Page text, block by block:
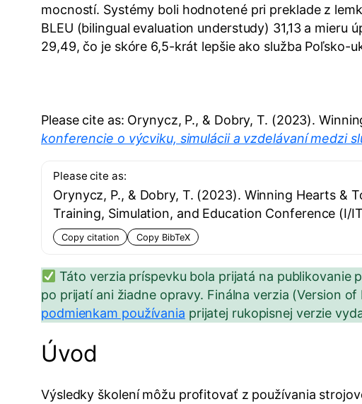
mocností. Systémy boli hodnotené pri preklade z
BLEU (bilingual evaluation understudy) 31,13 a mieru
29,49, čo je skóre 6,5-krát lepšie ako služba Poľsko-
Please cite as: Orynycz, P., & Dobry, T. (2023).
konferencie o výcviku, simulácii a vzdelávaní medzi
Please cite as:
Orynycz, P., & Dobry, T. (2023). Winning Hearts &
Training, Simulation, and Education Conference (I/
Copy citation Copy BibTeX
Táto verzia príspevku bola prijatá na publikovanie
po prijatí ani žiadne opravy. Finálna verzia (Version
podmienkam používania prijatej rukopisnej verzie
Úvod
Výsledky školení môžu profitovať z používania